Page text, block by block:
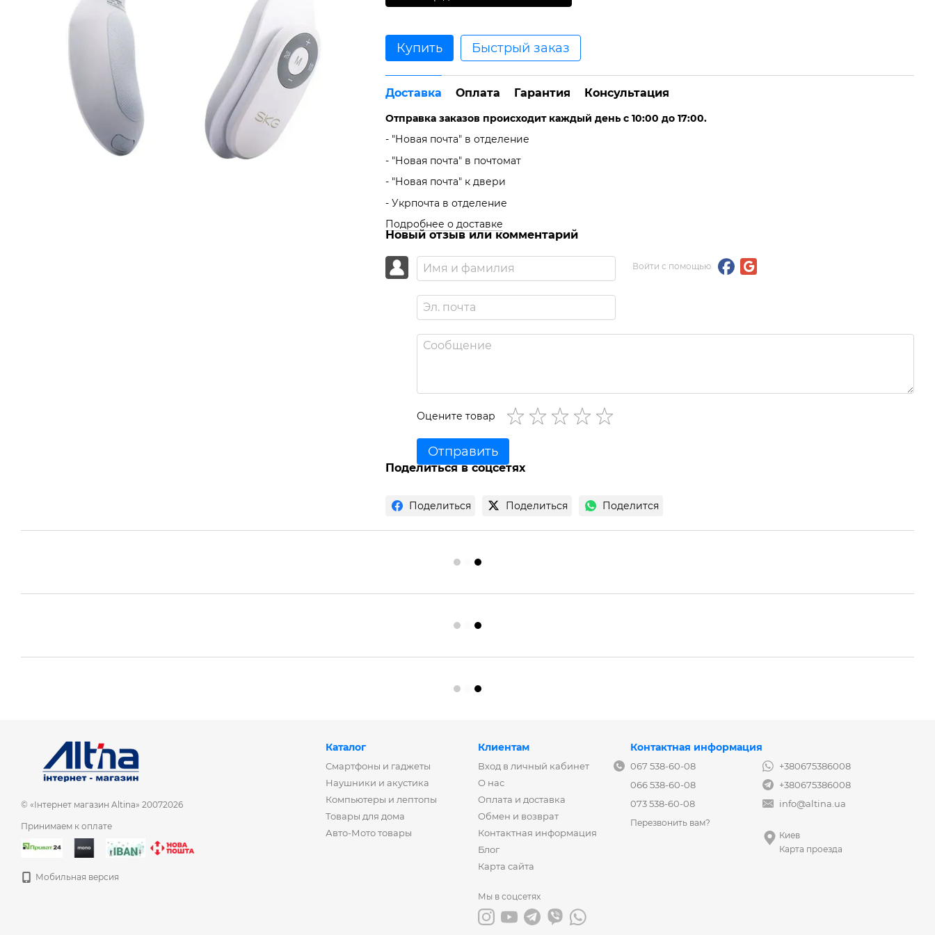
Купить Быстрый заказ
Доставка Оплата Гарантия Консультация
Отправка заказов происходит каждый день с 10:00 до 17:00.
- "Новая почта" в отделение
- "Новая почта" в почтомат
- "Новая почта" к двери
- Укрпочта в отделение
Подробнее о доставке
Новый отзыв или комментарий
Войти с помощью
Оцените товар
Отправить
Поделиться в соцсетях
Поделиться Поделиться Поделится
© «Інтернет магазин Altina» 20072026
Принимаем к оплате
Мобильная версия
Каталог
Смартфоны и гаджеты
Наушники и акустика
Компьютеры и лептопы
Товары для дома
Авто-Мото товары
Клиентам
Вход в личный кабинет
О нас
Оплата и доставка
Обмен и возврат
Контактная информация
Блог
Карта сайта
Мы в соцсетях
Контактная информация
067 538-60-08
066 538-60-08
073 538-60-08
Перезвонить вам?
+380675386008
+380675386008
info@altina.ua
Киев
Карта проезда